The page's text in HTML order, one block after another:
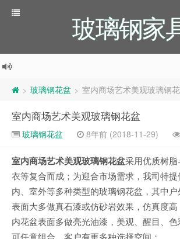
玻璃钢家
> 玻璃钢花盆 > 室内商场艺术美观玻璃钢
室内商场艺术美观玻璃钢花盆
玻璃钢花盆 8年前 (2018-11-29)
室内商场艺术美观玻璃钢花盆采用优质树
衣等复合而成；为迎合市场需求，我司特
内、室外等多种类型的玻璃钢花盆，其中户
表面大多做真石漆或仿砂岩效果，仿真度
内花盆表面多做亮光油漆，美观、醒目、
可任意组合，客户有更多种选择空间；